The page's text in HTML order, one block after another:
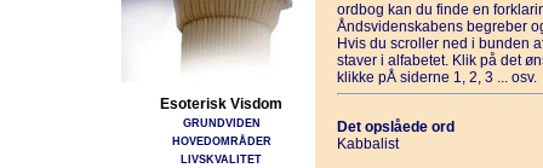
Esoterisk Visdom
GRUNDVIDEN
HOVEDOMRÅDER
LIVSKVALITET
ordbog kan du finde en
Åndsvidenskabens begreber
Hvis du scroller ned i bunden
staver i alfabetet. Klik på det
klikke pÅ siderne 1, 2, 3 ... osv.
Det opslåede ord
Kabbalist